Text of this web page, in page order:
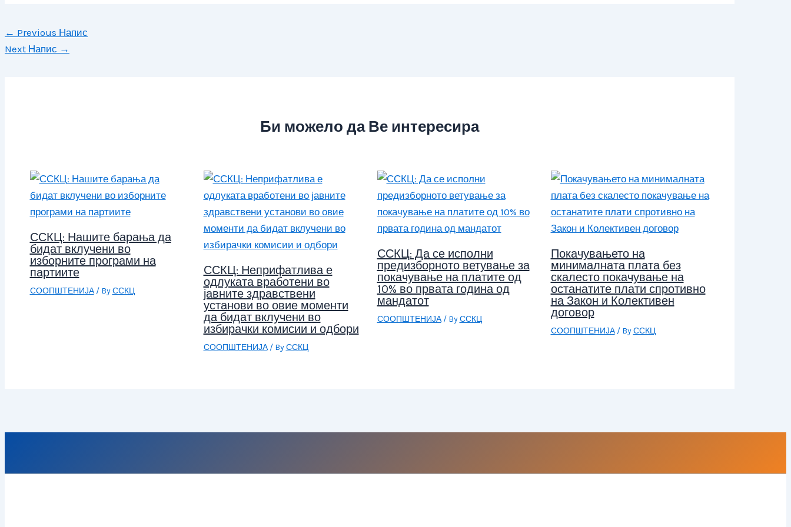
← Previous Напис
Next Напис →
Би можело да Ве интересира
ССКЦ: Нашите барања да
бидат вклучени во
изборните програми на
партиите
СООПШТЕНИЈА/ ByССКЦ
ССКЦ: Неприфатлива е
одлуката вработени во
јавните здравствени
установи во овие моменти
да бидат вклучени во
избирачки комисии и одбори
СООПШТЕНИЈА/ ByССКЦ
ССКЦ: Да се исполни
предизборното ветување за
покачување на платите од
10% во првата година од
мандатот
СООПШТЕНИЈА/ ByССКЦ
Покачувањето на
минималната плата без
скалесто покачување на
останатите плати спротивно
на Закон и Колективен
договор
СООПШТЕНИЈА/ ByССКЦ